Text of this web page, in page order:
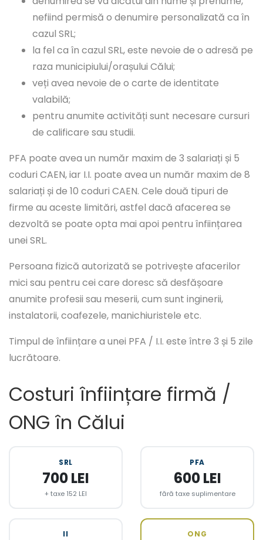
nefiind permisă o denumire personalizată ca în
cazul SRL;
la fel ca în cazul SRL, este nevoie de o adresă pe
raza municipiului/orașului Călui;
veți avea nevoie de o carte de identitate
valabilă;
pentru anumite activități sunt necesare cursuri
de calificare sau studii.
PFA poate avea un număr maxim de 3 salariați și 5
coduri CAEN, iar I.I. poate avea un număr maxim de 8
salariați și de 10 coduri CAEN. Cele două tipuri de
firme au aceste limitări, astfel dacă afacerea se
dezvoltă se poate opta mai apoi pentru înființarea
unei SRL.
Persoana fizică autorizată se potrivește afacerilor
mici sau pentru cei care doresc să desfășoare
anumite profesii sau meserii, cum sunt inginerii,
instalatorii, coafezele, manichiuristele etc.
Timpul de înființare a unei PFA / I.I. este între 3 și 5 zile
lucrătoare.
Costuri înființare firmă /
ONG în Călui
SRL
700 LEI
+ taxe 152 LEI
PFA
600 LEI
fără taxe suplimentare
II ONG